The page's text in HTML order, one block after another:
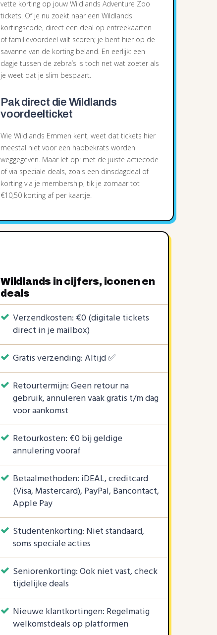
vette korting op jouw Wildlands Adventure Zoo
tickets. Of je nu zoekt naar een Wildlands
kortingscode, direct een deal op entreekaarten
of familievoordeel wilt scoren; je bent hier op de
savanne van de korting beland. En eerlijk: een
dagje tussen de zebra’s is toch net wat zoeter als
je weet dat je slim bespaart.
Pak direct die Wildlands
voordeelticket
Wie Wildlands Emmen kent, weet dat tickets hier
meestal niet voor een habbekrats worden
weggegeven. Maar let op: met de juiste actiecode
of via speciale deals, zoals een dinsdagdeal of
korting via je membership, tik je zomaar tot
€10,50 korting af per kaartje.
Wildlands in cijfers, iconen en
deals
Verzendkosten: €0 (digitale tickets
direct in je mailbox)
Gratis verzending: Altijd ✅
Retourtermijn: Geen retour na
gebruik, annuleren vaak gratis t/m dag
voor aankomst
Retourkosten: €0 bij geldige
annulering vooraf
Betaalmethoden: iDEAL, creditcard
(Visa, Mastercard), PayPal, Bancontact,
Apple Pay
Studentenkorting: Niet standaard,
soms speciale acties
Seniorenkorting: Ook niet vast, check
tijdelijke deals
Nieuwe klantkortingen: Regelmatig
welkomstdeals op platformen